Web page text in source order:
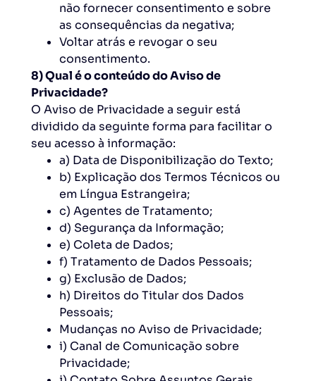
não fornecer consentimento e sobre
as consequências da negativa;
Voltar atrás e revogar o seu
consentimento.
8) Qual é o conteúdo do Aviso de
Privacidade?
O Aviso de Privacidade a seguir está
dividido da seguinte forma para facilitar o
seu acesso à informação:
a) Data de Disponibilização do Texto;
b) Explicação dos Termos Técnicos ou
em Língua Estrangeira;
c) Agentes de Tratamento;
d) Segurança da Informação;
e) Coleta de Dados;
f) Tratamento de Dados Pessoais;
g) Exclusão de Dados;
h) Direitos do Titular dos Dados
Pessoais;
Mudanças no Aviso de Privacidade;
i) Canal de Comunicação sobre
Privacidade;